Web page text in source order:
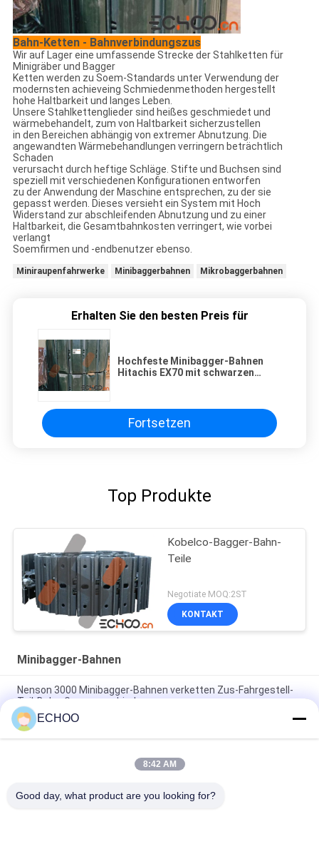
Bahn-Ketten - Bahnverbindungszus
Wir auf Lager eine umfassende Strecke der Stahlketten für
Minigräber und Bagger
Ketten werden zu Soem-Standards unter Verwendung der
modernsten achieveing Schmiedenmethoden hergestellt
hohe Haltbarkeit und langes Leben.
Unsere Stahlkettenglieder sind heißes geschmiedet und
wärmebehandelt, zum von Haltbarkeit sicherzustellen
in den Bereichen abhängig von extremer Abnutzung. Die
angewandten Wärmebehandlungen verringern beträchtlich
Schaden
verursacht durch heftige Schläge. Stifte und Buchsen sind
speziell mit verschiedenen Konfigurationen entworfen
zu der Anwendung der Maschine entsprechen, zu der sie
gepasst werden. Dieses versieht ein System mit Hoch
Widerstand zur abschleifenden Abnutzung und zu einer
Haltbarkeit, die Gesamtbahnkosten verringert, wie vorbei
verlangt
Soemfirmen und -endbenutzer ebenso.
Miniraupenfahrwerke Minibaggerbahnen Mikrobaggerbahnen
Erhalten Sie den besten Preis für
Hochfeste Minibagger-Bahnen
Hitachis EX70 mit schwarzen
Fortsetzen
Top Produkte
Kobelco-Bagger-Bahn-
Teile
Negotiate MOQ:2ST
KONTAKT
Minibagger-Bahnen
Nenson 3000 Minibagger-Bahnen verketten Zus-Fahrgestell-
Teil-Bahn-Gruppenverbindung
KOMATSU-Vertrags-Bagger zerteilt Bahn-Gruppe PC88MR -8
mit Kunstfasertuch
E80ZTS-Rotluchs spürt kompakte Bagger-Bahn-Gruppe mit
ECHOO
8:42 AM
Good day, what product are you looking for?